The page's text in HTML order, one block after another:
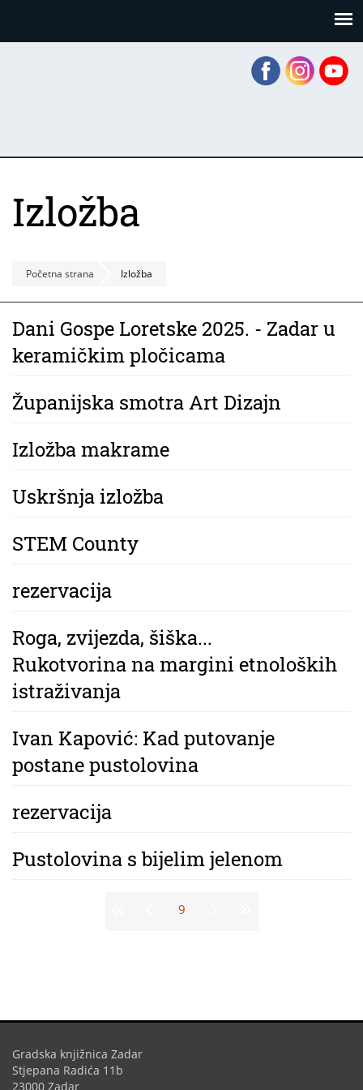
Izložba
Početna strana Izložba
Dani Gospe Loretske 2025. - Zadar u
keramičkim pločicama
Županijska smotra Art Dizajn
Izložba makrame
Uskršnja izložba
STEM County
rezervacija
Roga, zvijezda, šiška...
Rukotvorina na margini etnoloških
istraživanja
Ivan Kapović: Kad putovanje
postane pustolovina
rezervacija
Pustolovina s bijelim jelenom
9
Gradska knjižnica Zadar
Stjepana Radića 11b
23000 Zadar